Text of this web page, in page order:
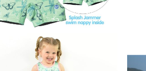
termékoldalon
választhatók